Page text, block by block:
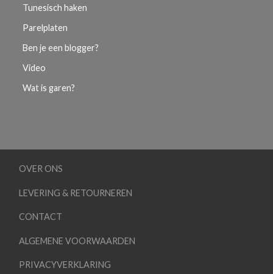
Tunesisch haken
Parelplaten
Ben je een blogger?
Video
Wat is garen?
OVER ONS
LEVERING & RETOURNEREN
CONTACT
ALGEMENE VOORWAARDEN
PRIVACYVERKLARING